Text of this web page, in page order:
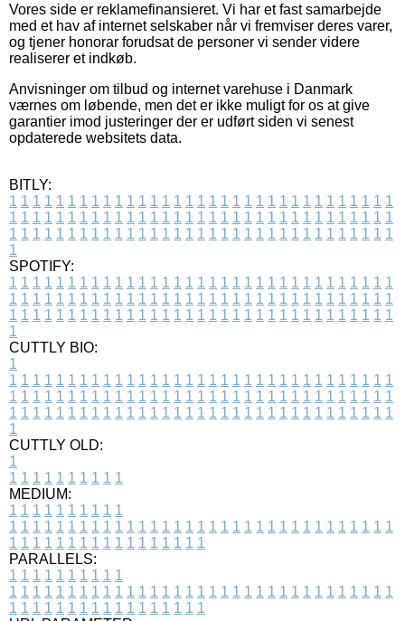
Vores side er reklamefinansieret. Vi har et fast samarbejde
med et hav af internet selskaber når vi fremviser deres varer,
og tjener honorar forudsat de personer vi sender videre
realiserer et indkøb.
Anvisninger om tilbud og internet varehuse i Danmark
værnes om løbende, men det er ikke muligt for os at give
garantier imod justeringer der er udført siden vi senest
opdaterede websitets data.
BITLY:
1 1 1 1 1 1 1 1 1 1 1 1 1 1 1 1 1 1 1 1 1 1 1 1 1 1 1 1 1 1 1 1 1
1 1 1 1 1 1 1 1 1 1 1 1 1 1 1 1 1 1 1 1 1 1 1 1 1 1 1 1 1 1 1 1 1
1 1 1 1 1 1 1 1 1 1 1 1 1 1 1 1 1 1 1 1 1 1 1 1 1 1 1 1 1 1 1 1 1
1
SPOTIFY:
1 1 1 1 1 1 1 1 1 1 1 1 1 1 1 1 1 1 1 1 1 1 1 1 1 1 1 1 1 1 1 1 1
1 1 1 1 1 1 1 1 1 1 1 1 1 1 1 1 1 1 1 1 1 1 1 1 1 1 1 1 1 1 1 1 1
1 1 1 1 1 1 1 1 1 1 1 1 1 1 1 1 1 1 1 1 1 1 1 1 1 1 1 1 1 1 1 1 1
1
CUTTLY BIO:
1
1 1 1 1 1 1 1 1 1 1 1 1 1 1 1 1 1 1 1 1 1 1 1 1 1 1 1 1 1 1 1 1 1
1 1 1 1 1 1 1 1 1 1 1 1 1 1 1 1 1 1 1 1 1 1 1 1 1 1 1 1 1 1 1 1 1
1 1 1 1 1 1 1 1 1 1 1 1 1 1 1 1 1 1 1 1 1 1 1 1 1 1 1 1 1 1 1 1 1
1
CUTTLY OLD:
1
1 1 1 1 1 1 1 1 1 1
MEDIUM:
1 1 1 1 1 1 1 1 1 1
1 1 1 1 1 1 1 1 1 1 1 1 1 1 1 1 1 1 1 1 1 1 1 1 1 1 1 1 1 1 1 1 1
1 1 1 1 1 1 1 1 1 1 1 1 1 1 1 1 1
PARALLELS:
1 1 1 1 1 1 1 1 1 1
1 1 1 1 1 1 1 1 1 1 1 1 1 1 1 1 1 1 1 1 1 1 1 1 1 1 1 1 1 1 1 1 1
1 1 1 1 1 1 1 1 1 1 1 1 1 1 1 1 1